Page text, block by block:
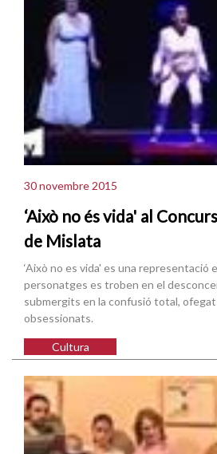
30 novembre 2015
‘Això no és vida' al
de Mislata
‘Això no es vida' es una representació
personatges es troben en el
submergits en la confusió total,
obsessionats.
Cultura